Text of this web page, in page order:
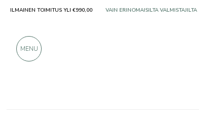
ILMAINEN TOIMITUS YLI €990,00 VAIN ERINOMAISILTA VALMISTAJILTA
MENU